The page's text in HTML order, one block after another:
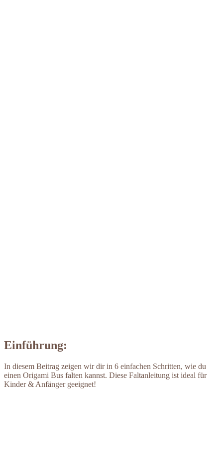
Einführung:
In diesem Beitrag zeigen wir dir in 6 einfachen Schritten, wie du
einen Origami Bus falten kannst. Diese Faltanleitung ist ideal für
Kinder & Anfänger geeignet!